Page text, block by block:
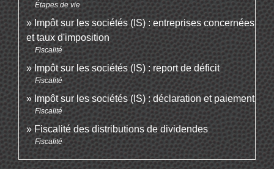
Étapes de vie
Impôt sur les sociétés (IS) : entreprises concernées
et taux d'imposition
Fiscalité
Impôt sur les sociétés (IS) : report de déficit
Fiscalité
Impôt sur les sociétés (IS) : déclaration et paiement
Fiscalité
Fiscalité des distributions de dividendes
Fiscalité